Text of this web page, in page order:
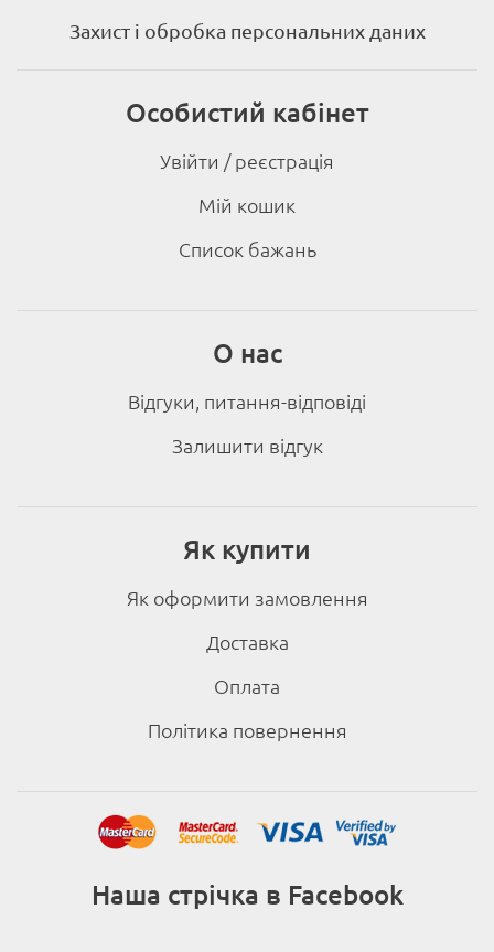
Захист і обробка персональних даних
Особистий кабінет
Увійти / реєстрація
Мій кошик
Список бажань
О нас
Відгуки, питання-відповіді
Залишити відгук
Як купити
Як оформити замовлення
Доставка
Оплата
Політика повернення
Наша стрічка в Facebook